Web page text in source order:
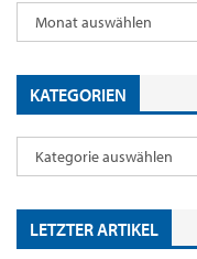
KATEGORIEN
LETZTER ARTIKEL